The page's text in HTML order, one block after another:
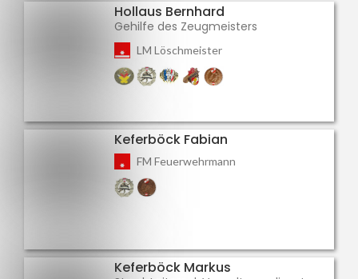
Hollaus Bernhard
Gehilfe des Zeugmeisters
LM Löschmeister
Keferböck Fabian
FM Feuerwehrmann
Keferböck Markus